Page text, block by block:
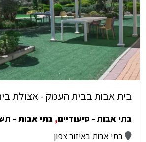
בית אבות בבית העמק - אצולת
בתי אבות - סיעודיים, בתי אבות -
בתי אבות באיזור צפון